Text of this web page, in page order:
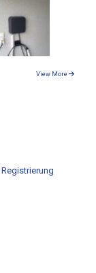
View More
Registrierung